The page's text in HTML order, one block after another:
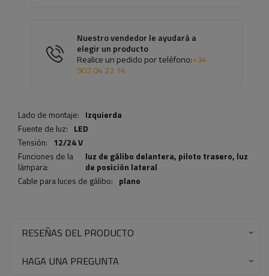
Nuestro vendedor le ayudará a
elegir un producto
Realice un pedido por teléfono:+34
902 04 22 14
Lado de montaje: Izquierda
Fuente de luz: LED
Tensión: 12/24 V
Funciones de la
lámpara:
luz de gálibo delantera, piloto trasero, luz
de posición lateral
Cable para luces de gálibo: plano
RESEÑAS DEL PRODUCTO
HAGA UNA PREGUNTA